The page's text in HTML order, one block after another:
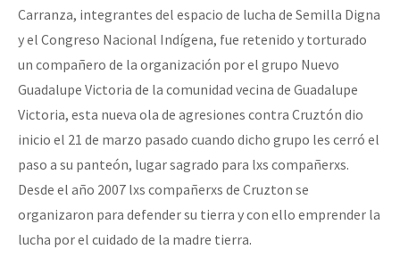
Carranza, integrantes del espacio de lucha de Semilla Digna
y el Congreso Nacional Indígena, fue retenido y torturado
un compañero de la organización por el grupo Nuevo
Guadalupe Victoria de la comunidad vecina de Guadalupe
Victoria, esta nueva ola de agresiones contra Cruztón dio
inicio el 21 de marzo pasado cuando dicho grupo les cerró el
paso a su panteón, lugar sagrado para lxs compañerxs.
Desde el año 2007 lxs compañerxs de Cruzton se
organizaron para defender su tierra y con ello emprender la
lucha por el cuidado de la madre tierra.